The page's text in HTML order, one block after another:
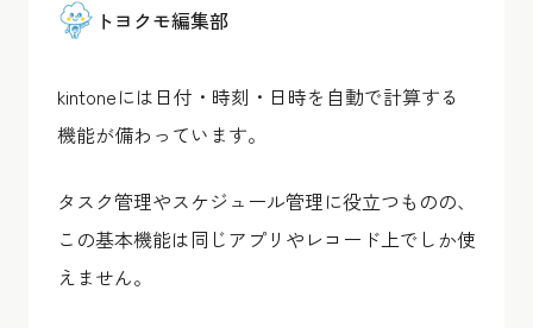
トヨクモ編集部
kintoneには日付・時刻・日時を自動で計算する
機能が備わっています。
タスク管理やスケジュール管理に役立つものの、
この基本機能は同じアプリやレコード上でしか使
えません。